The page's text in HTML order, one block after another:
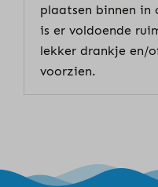
plaatsen binnen in
is er voldoende
lekker drankje en/
voorzien.